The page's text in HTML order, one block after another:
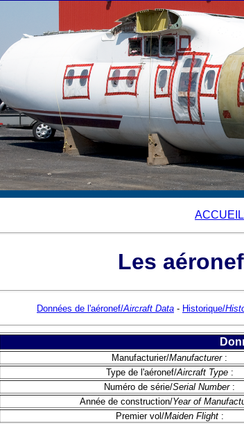
ACCUEIL
Les
Données de l'aéronef/Aircraft Data - Historique/
Manufacturier/Manufacturer:
Type de l'aéronef/Aircraft Type:
Numéro de série/Serial Number:
Année de construction/Year of
Premier vol/Maiden Flight: